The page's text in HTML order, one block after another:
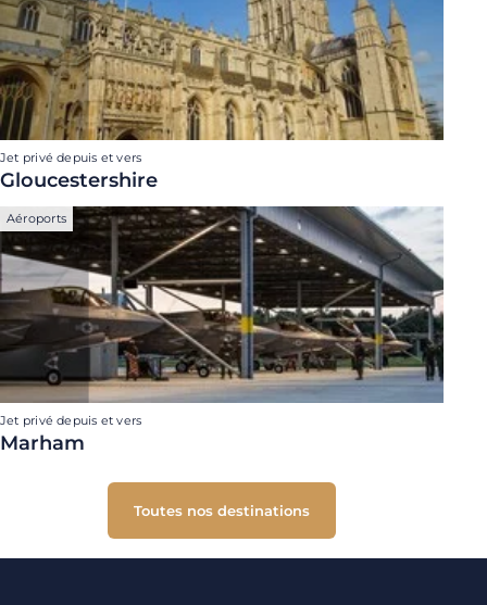
Jet privé depuis et vers
Gloucestershire
Aéroports
Jet privé depuis et vers
Marham
Toutes nos destinations